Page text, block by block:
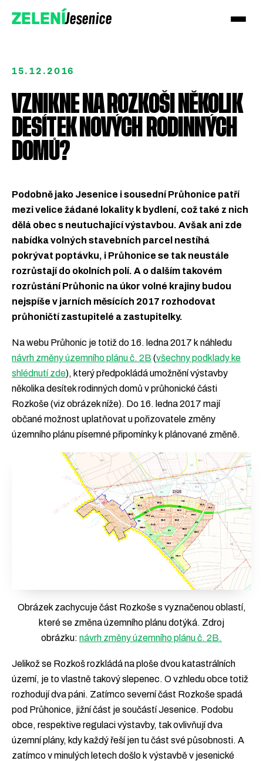
ZELENÍJesenice
Přidejte se k Zeleným!
Podpořte nás darem
15.12.2016
VZNIKNE NA ROZKOŠI NĚKOLIK
DESÍTEK NOVÝCH RODINNÝCH
DOMŮ?
Podobně jako Jesenice i sousední Průhonice patří
mezi velice žádané lokality k bydlení, což také z nich
dělá obec s neutuchající výstavbou. Avšak ani zde
nabídka volných stavebních parcel nestíhá
pokrývat poptávku, i Průhonice se tak neustále
rozrůstají do okolních polí. A o dalším takovém
rozrůstání Průhonic na úkor volné krajiny budou
nejspíše v jarních měsících 2017 rozhodovat
průhoničtí zastupitelé a zastupitelky.
Na webu Průhonic je totiž do 16. ledna 2017 k náhledu
návrh změny územního plánu č. 2B (všechny podklady ke
shlédnutí zde), který předpokládá umožnění výstavby
několika desítek rodinných domů v průhonické části
Rozkoše (viz obrázek níže). Do 16. ledna 2017 mají
občané možnost uplatňovat u pořizovatele změny
územního plánu písemné připomínky k plánované změně.
Obrázek zachycuje část Rozkoše s vyznačenou oblastí,
které se změna územního plánu dotýká. Zdroj
obrázku: návrh změny územního plánu č. 2B.
Jelikož se Rozkoš rozkládá na ploše dvou katastrálních
území, je to vlastně takový slepenec. O vzhledu obce totiž
rozhodují dva páni. Zatímco severní část Rozkoše spadá
pod Průhonice, jižní část je součástí Jesenice. Podobu
obce, respektive regulaci výstavby, tak ovlivňují dva
územní plány, kdy každý řeší jen tu část své působnosti. A
zatímco v minulých letech došlo k výstavbě v jesenické